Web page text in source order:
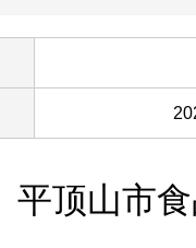
平顶山市